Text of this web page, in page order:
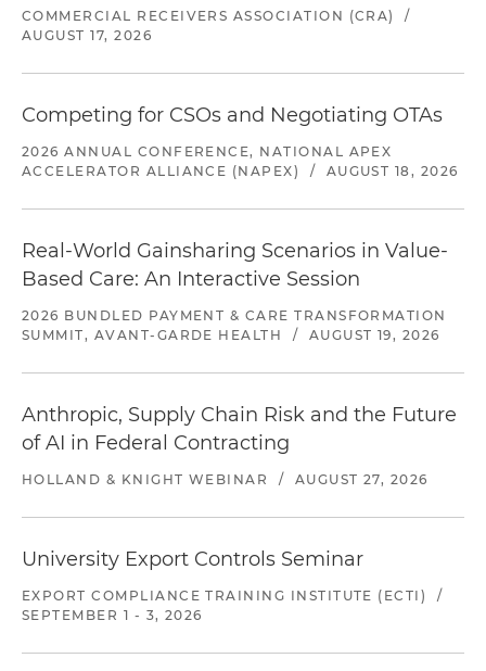
COMMERCIAL RECEIVERS ASSOCIATION (CRA)
/
AUGUST 17, 2026
Competing for CSOs and Negotiating OTAs
2026 ANNUAL CONFERENCE, NATIONAL APEX
ACCELERATOR ALLIANCE (NAPEX)
/ AUGUST 18, 2026
Real-World Gainsharing Scenarios in Value-
Based Care: An Interactive Session
2026 BUNDLED PAYMENT & CARE TRANSFORMATION
SUMMIT, AVANT-GARDE HEALTH
/ AUGUST 19, 2026
Anthropic, Supply Chain Risk and the Future
of AI in Federal Contracting
HOLLAND & KNIGHT WEBINAR / AUGUST 27, 2026
University Export Controls Seminar
EXPORT COMPLIANCE TRAINING INSTITUTE (ECTI)
/
SEPTEMBER 1 - 3, 2026